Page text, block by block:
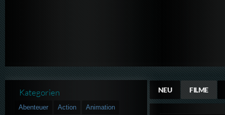
NEU FILME
Kategorien
Abenteuer Action
Animation